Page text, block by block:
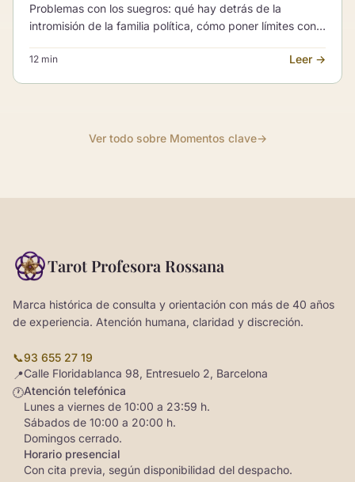
Problemas con los suegros: qué hay detrás de la
intromisión de la familia política, cómo poner límites con
espacio sin dañar la convivencia.
12 min Leer →
Ver todo sobre Momentos clave→
Tarot Profesora Rossana
Marca histórica de consulta y orientación con más de 40 años
de experiencia. Atención humana, claridad y discreción.
📞93 655 27 19
📍Calle Floridablanca 98, Entresuelo 2, Barcelona
🕐Atención telefónica
Lunes a viernes de 10:00 a 23:59 h.
Sábados de 10:00 a 20:00 h.
Domingos cerrado.
Horario presencial
Con cita previa, según disponibilidad del despacho.